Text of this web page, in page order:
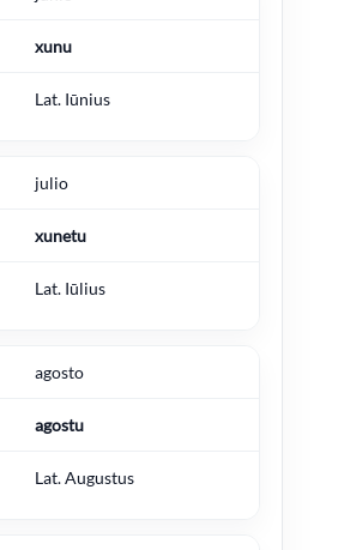
xunu
Lat. Iūnius
julio
xunetu
Lat. Iūlius
agosto
agostu
Lat. Augustus